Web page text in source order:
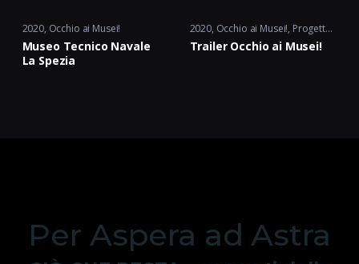
2020 Occhio ai Musei!
Museo Tecnico Navale
La Spezia
2020 Occhio ai Musei!, Progetto Cult.
Trailer Occhio ai Musei!
Per Aspera ad Astra